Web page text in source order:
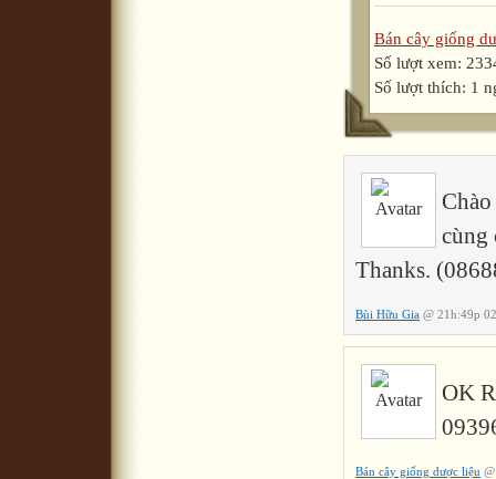
Bán cây giống
Số lượt xem:
Số lượt thích: 1
cùng
Thanks.
Bùi Hữu Gia @ 21h:49p
OK
Bán cây giống dược liệu